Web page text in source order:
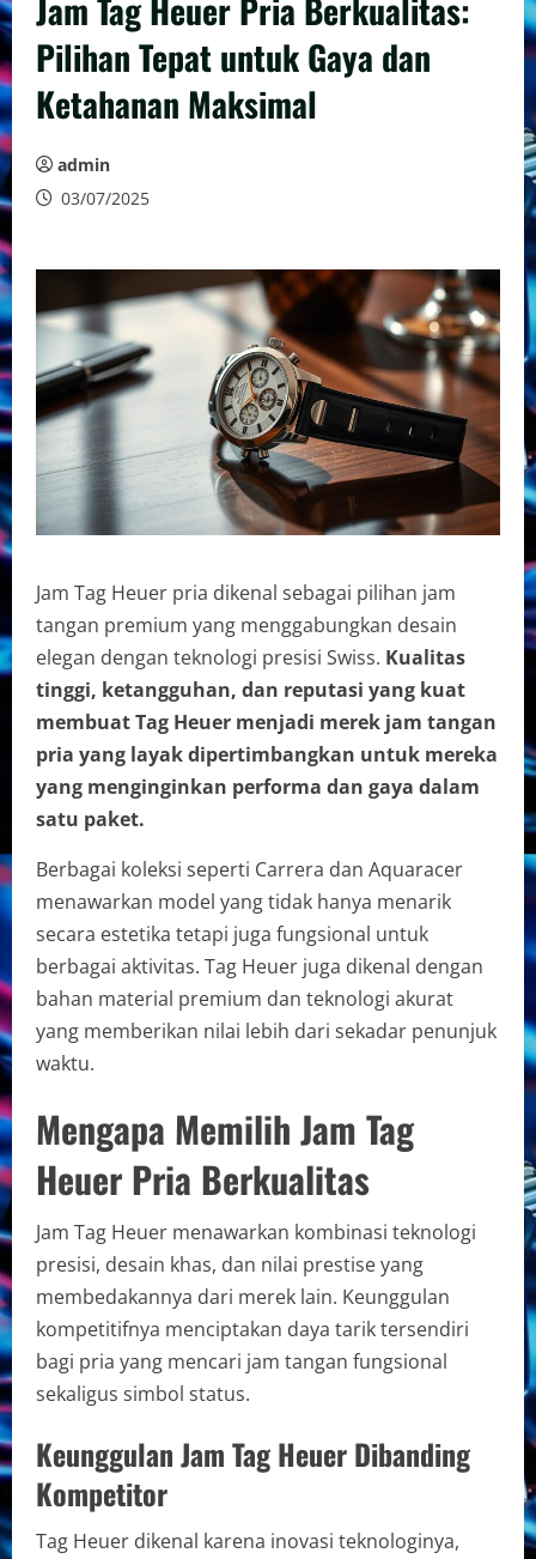
Jam Tag Heuer Pria Berkualitas:
Pilihan Tepat untuk Gaya dan
Ketahanan Maksimal
admin
03/07/2025
Jam Tag Heuer pria dikenal sebagai pilihan jam
tangan premium yang menggabungkan desain
elegan dengan teknologi presisi Swiss. Kualitas
tinggi, ketangguhan, dan reputasi yang kuat
membuat Tag Heuer menjadi merek jam tangan
pria yang layak dipertimbangkan untuk mereka
yang menginginkan performa dan gaya dalam
satu paket.
Berbagai koleksi seperti Carrera dan Aquaracer
menawarkan model yang tidak hanya menarik
secara estetika tetapi juga fungsional untuk
berbagai aktivitas. Tag Heuer juga dikenal dengan
bahan material premium dan teknologi akurat
yang memberikan nilai lebih dari sekadar penunjuk
waktu.
Mengapa Memilih Jam Tag
Heuer Pria Berkualitas
Jam Tag Heuer menawarkan kombinasi teknologi
presisi, desain khas, dan nilai prestise yang
membedakannya dari merek lain. Keunggulan
kompetitifnya menciptakan daya tarik tersendiri
bagi pria yang mencari jam tangan fungsional
sekaligus simbol status.
Keunggulan Jam Tag Heuer Dibanding
Kompetitor
Tag Heuer dikenal karena inovasi teknologinya,